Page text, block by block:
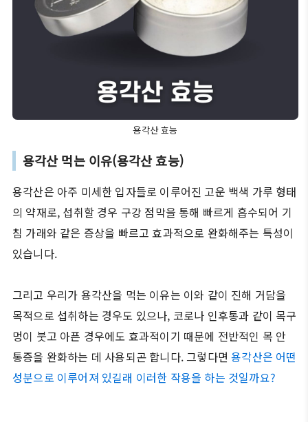
용각산 효능
용각산 먹는 이유(용각산 효능)
용각산은 아주 미세한 입자들로 이루어진 고운 백색 가루 형태
의 약재로, 섭취할 경우 구강 점막을 통해 빠르게 흡수되어 기
침 가래와 같은 증상을 빠르고 효과적으로 완화해주는 특성이
있습니다.
그리고 우리가 용각산을 먹는 이유는 이와 같이 진해 거담을
목적으로 섭취하는 경우도 있으나, 코로나 인후통과 같이 목구
멍이 붓고 아픈 경우에도 효과적이기 때문에 전반적인 목 안
통증을 완화하는 데 사용되곤 합니다. 그렇다면용각산은 어떤
성분으로 이루어져 있길래 이러한 작용을 하는 것일까요?